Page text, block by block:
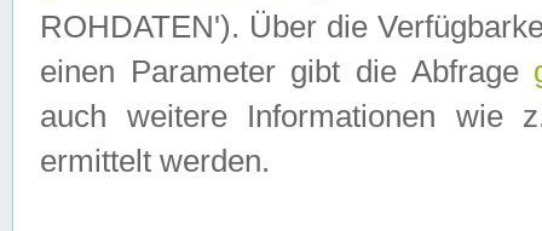
ROHDATEN'). Über die
einen Parameter gibt die Abfrage
auch weitere Informationen wie
ermittelt werden.